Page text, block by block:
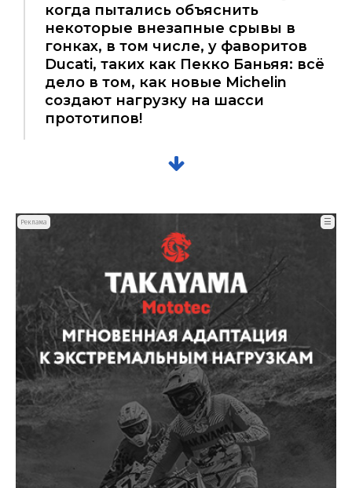
когда пытались объяснить
некоторые внезапные срывы в
гонках, в том числе, у фаворитов
Ducati, таких как Пекко Баньяя: всё
дело в том, как новые Michelin
создают нагрузку на шасси
прототипов!
Реклама ☰